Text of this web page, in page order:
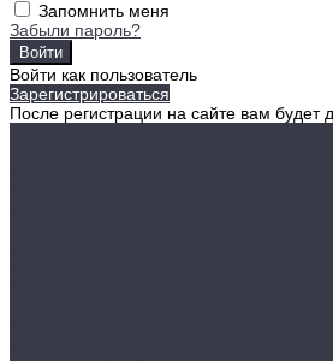
Запомнить меня
Забыли пароль?
Войти как пользователь
Зарегистрироваться
После регистрации на сайте вам будет